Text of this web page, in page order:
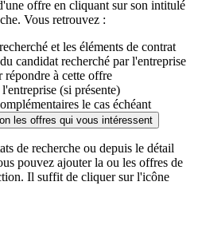
offre en cliquant sur son intitulé
Vous retrouvez :
et les éléments de contrat
candidat recherché par l'entreprise
répondre à cette offre
(si présente)
le cas échéant
les offres qui vous intéressent
de recherche ou depuis le détail
pouvez ajouter la ou les offres de
Il suffit de cliquer sur l'icône